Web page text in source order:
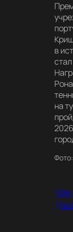
в
на